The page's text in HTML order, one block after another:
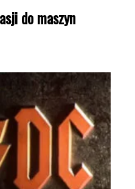
do maszyn